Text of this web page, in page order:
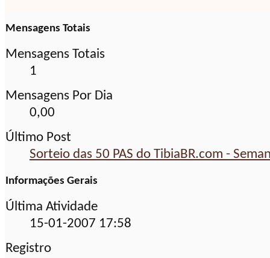
Mensagens Totais
Mensagens Totais
1
Mensagens Por Dia
0,00
Último Post
Sorteio das 50 PAS do TibiaBR.com -
Informações Gerais
Última Atividade
15-01-2007 17:58
Registro